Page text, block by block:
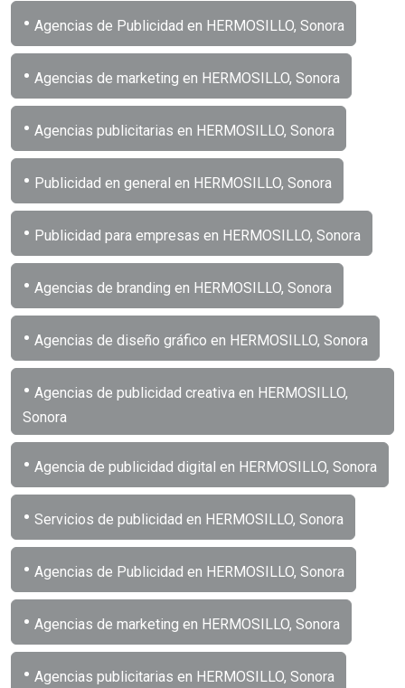
• Agencias de Publicidad en HERMOSILLO, Sonora
• Agencias de marketing en HERMOSILLO, Sonora
• Agencias publicitarias en HERMOSILLO, Sonora
• Publicidad en general en HERMOSILLO, Sonora
• Publicidad para empresas en HERMOSILLO, Sonora
• Agencias de branding en HERMOSILLO, Sonora
• Agencias de diseño gráfico en HERMOSILLO, Sonora
• Agencias de publicidad creativa en HERMOSILLO,
Sonora
• Agencia de publicidad digital en HERMOSILLO, Sonora
• Servicios de publicidad en HERMOSILLO, Sonora
• Agencias de Publicidad en HERMOSILLO, Sonora
• Agencias de marketing en HERMOSILLO, Sonora
• Agencias publicitarias en HERMOSILLO, Sonora